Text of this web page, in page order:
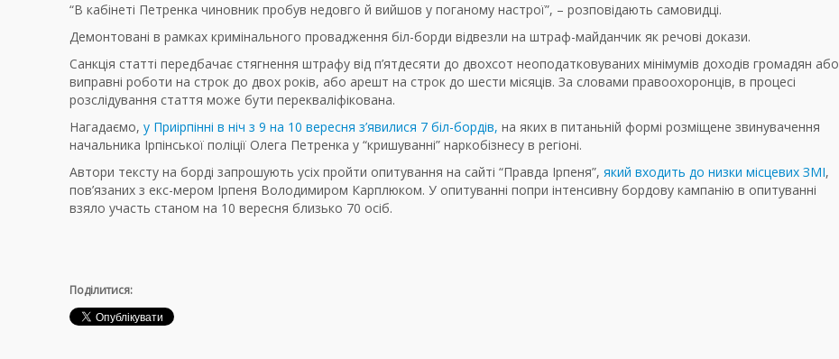
“В кабінеті Петренка чиновник пробув недовго й вийшов у поганому настрої”, – розповідають самовидці.
Демонтовані в рамках кримінального провадження біл-борди відвезли на штраф-майданчик як речові докази.
Санкція статті передбачає стягнення штрафу від п’ятдесяти до двохсот неоподатковуваних мінімумів доходів громадян або
виправні роботи на строк до двох років, або арешт на строк до шести місяців. За словами правоохоронців, в процесі
розслідування стаття може бути перекваліфікована.
Нагадаємо, у Приірпінні в ніч з 9 на 10 вересня з’явилися 7 біл-бордів, на яких в питаньній формі розміщене звинувачення
начальника Ірпінської поліції Олега Петренка у “кришуванні” наркобізнесу в регіоні.
Автори тексту на борді запрошують усіх пройти опитування на сайті “Правда Ірпеня”, який входить до низки місцевих ЗМІ,
пов’язаних з екс-мером Ірпеня Володимиром Карплюком. У опитуванні попри інтенсивну бордову кампанію в опитуванні
взяло участь станом на 10 вересня близько 70 осіб.
Поділитися: